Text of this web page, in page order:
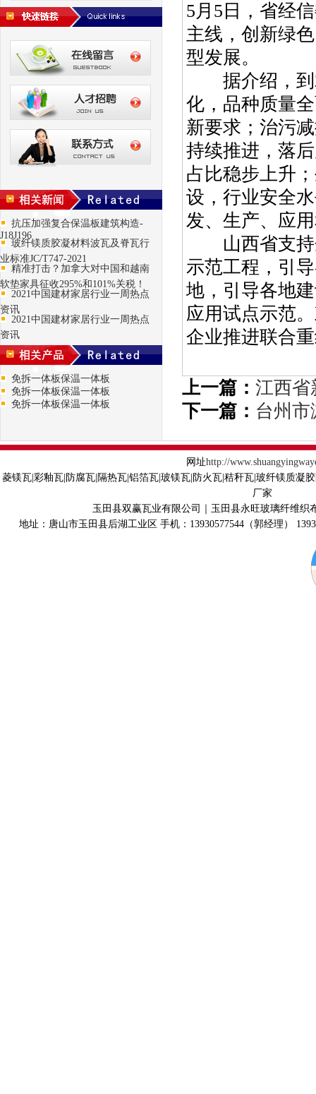
抗压加强复合保温板建筑构造-
J18J196
玻纤镁质胶凝材料波瓦及脊瓦行
业标准JC/T747-2021
精准打击？加拿大对中国和越南
软垫家具征收295%和101%关税！
2021中国建材家居行业一周热点
资讯
2021中国建材家居行业一周热点
资讯
免拆一体板保温一体板
免拆一体板保温一体板
免拆一体板保温一体板
5月5日，省经
主线，创新绿
型发展。
据介绍，到
化，品种质量
新要求；治污
持续推进，落
占比稳步上升
设，行业安全
发、生产、应
山西省支持
示范工程，引
地，引导各地
应用试点示范
企业推进联合
上一篇： 江西省
下一篇： 台州
网址http://
菱镁瓦|彩釉瓦|防腐瓦|隔热瓦|铝箔瓦|玻镁瓦|防火瓦|秸秆瓦|玻纤镁质凝
厂家
玉田县双赢瓦业有限公司｜玉田县永旺玻璃纤维织
地址：唐山市玉田县后湖工业区 手机：13930577544（郭经理）